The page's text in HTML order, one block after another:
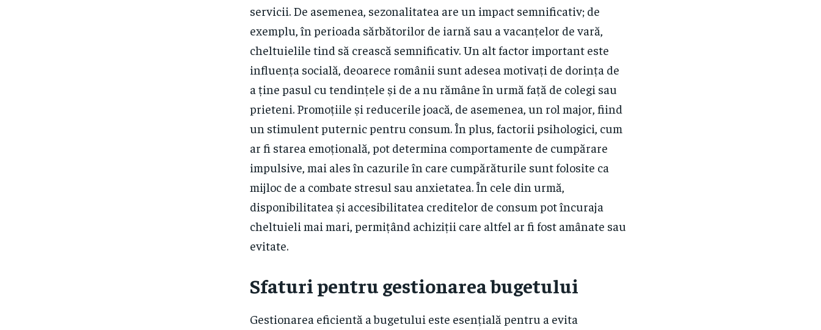
servicii. De asemenea, sezonalitatea are un impact semnificativ; de
exemplu, în perioada sărbătorilor de iarnă sau a vacanțelor de vară,
cheltuielile tind să crească semnificativ. Un alt factor important este
influența socială, deoarece românii sunt adesea motivați de dorința de
a ține pasul cu tendințele și de a nu rămâne în urmă față de colegi sau
prieteni. Promoțiile și reducerile joacă, de asemenea, un rol major, fiind
un stimulent puternic pentru consum. În plus, factorii psihologici, cum
ar fi starea emoțională, pot determina comportamente de cumpărare
impulsive, mai ales în cazurile în care cumpărăturile sunt folosite ca
mijloc de a combate stresul sau anxietatea. În cele din urmă,
disponibilitatea și accesibilitatea creditelor de consum pot încuraja
cheltuieli mai mari, permițând achiziții care altfel ar fi fost amânate sau
evitate.
Sfaturi pentru gestionarea bugetului
Gestionarea eficientă a bugetului este esențială pentru a evita